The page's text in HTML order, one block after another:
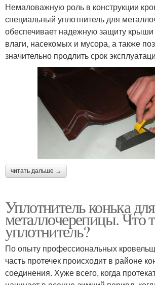
Немаловажную роль в конструкции
специальный уплотнитель для
обеспечивает надежную защиту
влаги, насекомых и мусора, а также
значительно продлить срок
читать дальше →
Уплотнитель конька для
металлочерепицы. Что
уплотнитель?
По опыту профессиональных
часть протечек происходит в районе
соединения. Хуже всего, когда